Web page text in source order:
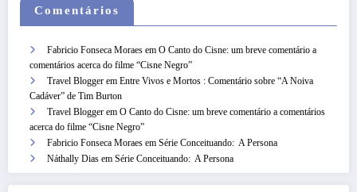
Comentários
Fabricio Fonseca Moraes em O Canto do Cisne: um breve comentário a
comentários acerca do filme “Cisne Negro”
Travel Blogger em Entre Vivos e Mortos : Comentário sobre “A Noiva
Cadáver” de Tim Burton
Travel Blogger em O Canto do Cisne: um breve comentário a comentários
acerca do filme “Cisne Negro”
Fabricio Fonseca Moraes em Série Conceituando: A Persona
Náthally Dias em Série Conceituando: A Persona